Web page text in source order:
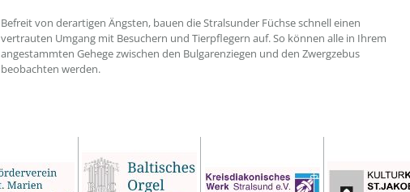
Befreit von derartigen Ängsten, bauen die Stralsunder Füchse schnell einen
vertrauten Umgang mit Besuchern und Tierpflegern auf. So können alle in Ihrem
angestammten Gehege zwischen den Bulgarenziegen und den Zwergzebus
beobachten werden.